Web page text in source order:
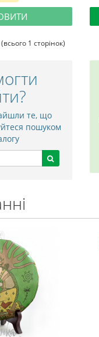
1 сторінок)
те, що
пошуком